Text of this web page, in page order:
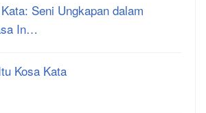
Seni Ungkapan dalam
In…
Kosa Kata